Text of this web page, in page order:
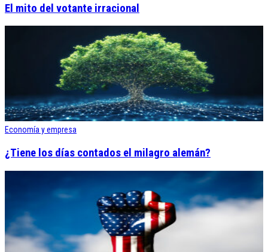
El mito del votante irracional
Economía y empresa
¿Tiene los días contados el milagro alemán?